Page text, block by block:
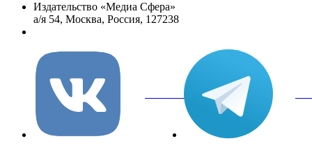
Издательство «Медиа Сфера»
а/я 54, Москва, Россия, 127238
вКонтакте